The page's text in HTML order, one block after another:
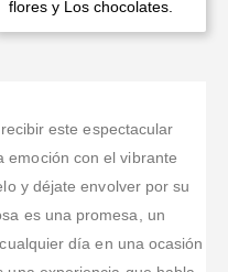
flores y Los chocolates.
este espectacular
emoción con el vibrante
y déjate envolver por su
es una promesa, un
día en una ocasión